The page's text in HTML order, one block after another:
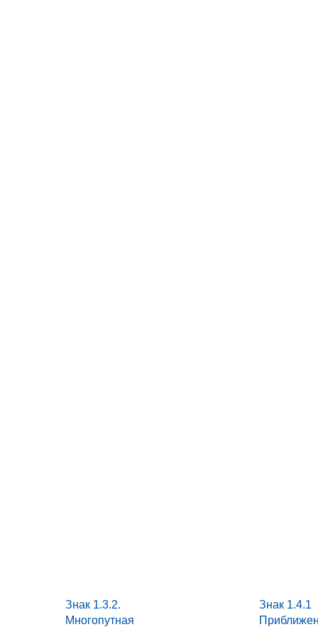
Знак 1.3.2.
Многопутная
Знак 1.4.1